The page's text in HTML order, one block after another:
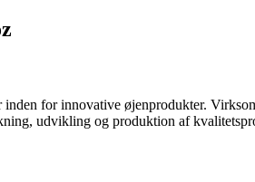
for innovative øjenprodukter.
udvikling og produktion af